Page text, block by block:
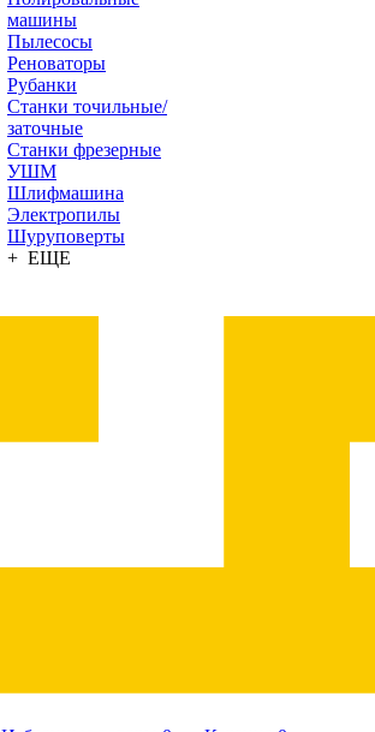
машины
Пылесосы
Реноваторы
Рубанки
Станки точильные/
заточные
Станки фрезерные
УШМ
Шлифмашина
Электропилы
Шуруповерты
+ ЕЩЕ